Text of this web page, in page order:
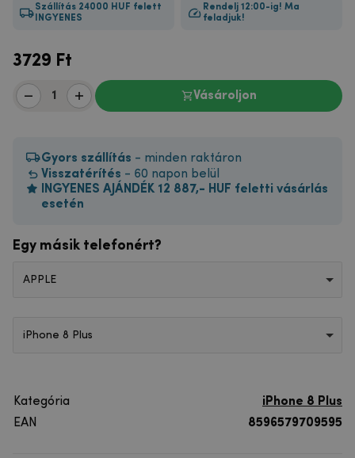
Szállítás 24000 HUF felett
INGYENES
Rendelj 12:00-ig! Ma
feladjuk!
3729 Ft
Vásároljon
Gyors szállítás - minden raktáron
Visszatérítés - 60 napon belül
INGYENES AJÁNDÉK 12 887,- HUF feletti vásárlás
esetén
Egy másik telefonért?
APPLE
iPhone 8 Plus
Kategória
iPhone 8 Plus
EAN
8596579709595